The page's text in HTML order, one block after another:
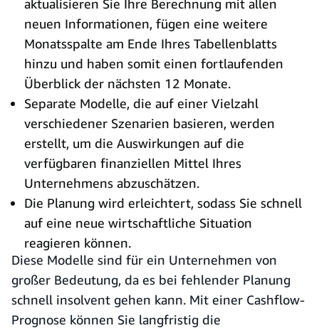
aktualisieren Sie Ihre Berechnung mit allen
neuen Informationen, fügen eine weitere
Monatsspalte am Ende Ihres Tabellenblatts
hinzu und haben somit einen fortlaufenden
Überblick der nächsten 12 Monate.
Separate Modelle, die auf einer Vielzahl
verschiedener Szenarien basieren, werden
erstellt, um die Auswirkungen auf die
verfügbaren finanziellen Mittel Ihres
Unternehmens abzuschätzen.
Die Planung wird erleichtert, sodass Sie schnell
auf eine neue wirtschaftliche Situation
reagieren können.
Diese Modelle sind für ein Unternehmen von
großer Bedeutung, da es bei fehlender Planung
schnell insolvent gehen kann. Mit einer Cashflow-
Prognose können Sie langfristig die